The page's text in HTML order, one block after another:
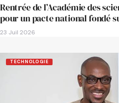
Rentrée de l’Académie des
pour un pacte national fondé
23 Juil 2026
TECHNOLOGIE